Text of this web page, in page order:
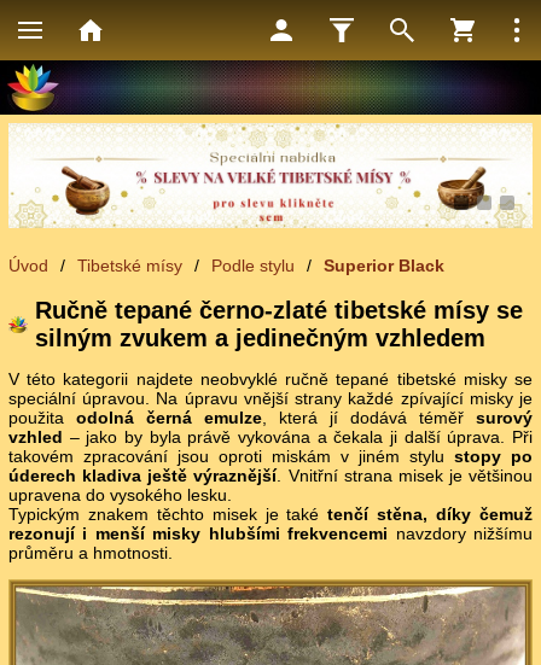
Úvod / Tibetské mísy / Podle stylu / Superior Black
Ručně tepané černo-zlaté tibetské mísy se
silným zvukem a jedinečným vzhledem
V této kategorii najdete neobvyklé ručně tepané tibetské misky se
speciální úpravou. Na úpravu vnější strany každé zpívající misky je
použita odolná černá emulze, která jí dodává téměř surový
vzhled – jako by byla právě vykována a čekala ji další úprava. Při
takovém zpracování jsou oproti miskám v jiném stylu stopy po
úderech kladiva ještě výraznější. Vnitřní strana misek je většinou
upravena do vysokého lesku.
Typickým znakem těchto misek je takétenčí stěna, díky čemuž
rezonují i menší misky hlubšími frekvencemi navzdory nižšímu
průměru a hmotnosti.